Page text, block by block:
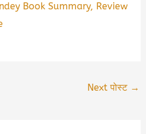
Book Summary, Review
Next पोस्ट →